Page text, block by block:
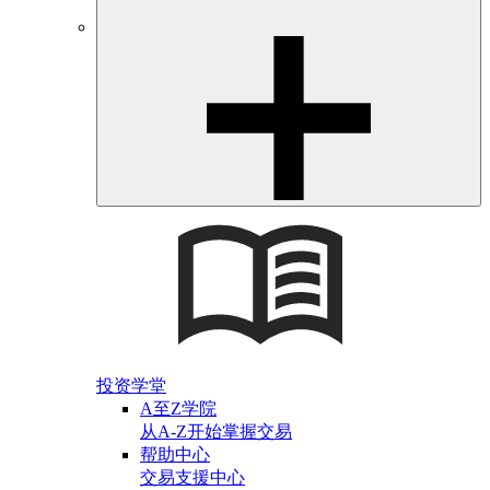
投资学堂
A至Z学院
从A-Z开始掌握交易
帮助中心
交易支援中心